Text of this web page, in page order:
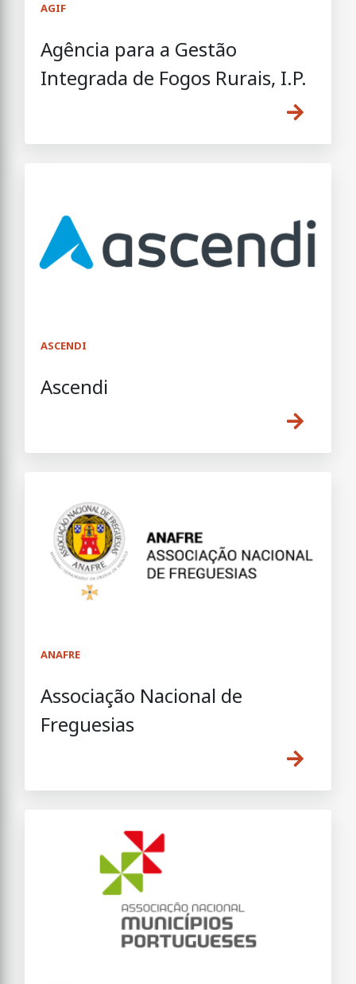
AGIF
Agência para a Gestão
Integrada de Fogos Rurais, I.P.
ASCENDI
Ascendi
ANAFRE
Associação Nacional de
Freguesias